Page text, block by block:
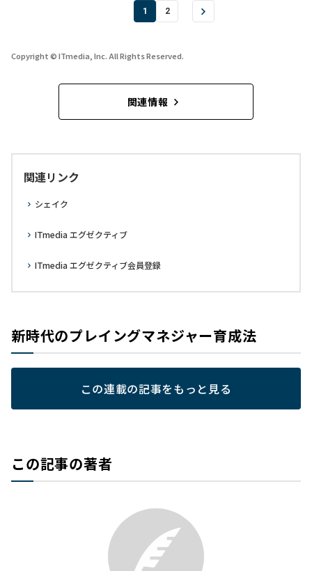
1 2
Copyright © ITmedia, Inc. All Rights Reserved.
関連情報
関連リンク
シェイク
ITmedia エグゼクティブ
ITmedia エグゼクティブ会員登録
新時代のプレイングマネジャー育成法
この連載の記事をもっと見る
この記事の著者